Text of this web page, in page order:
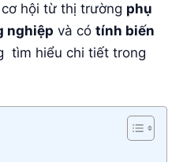
hội từ thị trường phụ
nghiệp và có tính biến
tìm hiểu chi tiết trong